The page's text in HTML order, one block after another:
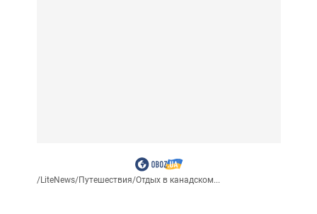
/LiteNews/Путешествия/Отдых в канадском...